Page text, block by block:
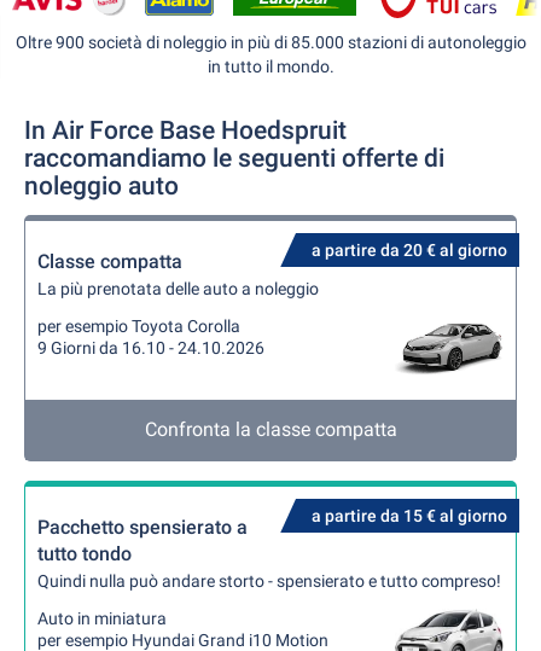
Oltre 900 società di noleggio in più di 85.000 stazioni di autonoleggio
in tutto il mondo.
In Air Force Base Hoedspruit
raccomandiamo le seguenti offerte di
noleggio auto
a partire da 20 € al giorno
Classe compatta
La più prenotata delle auto a noleggio
per esempio Toyota Corolla
9 Giorni da 16.10 - 24.10.2026
Confronta la classe compatta
a partire da 15 € al giorno
Pacchetto spensierato a
tutto tondo
Quindi nulla può andare storto - spensierato e tutto compreso!
Auto in miniatura
per esempio Hyundai Grand i10 Motion